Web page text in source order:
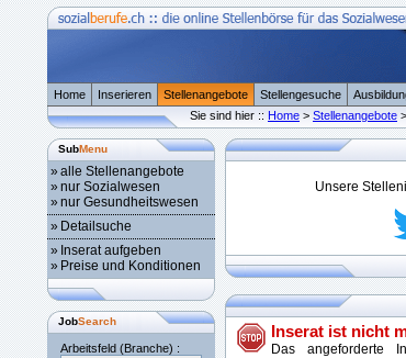
Home Inserieren Stellenangebote Stellengesuche
Sie sind hier :: Home > Stellenangebote
SubMenu
»alle Stellenangebote
»nur Sozialwesen
»nur Gesundheitswesen
» Detailsuche
» Inserat aufgeben
» Preise und Konditionen
JobSearch
Arbeitsfeld (Branche) :
Unsere
Inserat ist nicht
Das angeforderte